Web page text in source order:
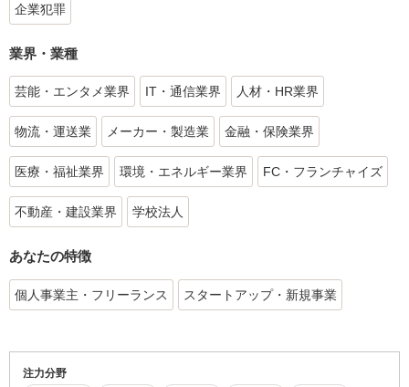
企業犯罪
業界・業種
芸能・エンタメ業界 IT・通信業界 人材・HR業界
物流・運送業 メーカー・製造業 金融・保険業界
医療・福祉業界 環境・エネルギー業界 FC・フランチャイズ
不動産・建設業界 学校法人
あなたの特徴
個人事業主・フリーランス スタートアップ・新規事業
注力分野